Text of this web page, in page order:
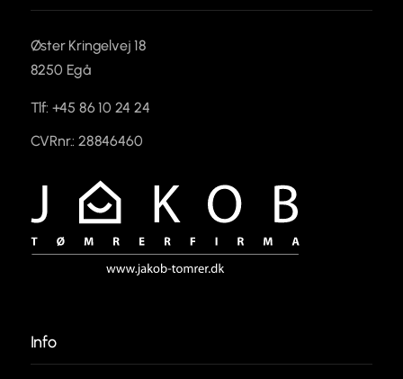
Øster Kringelvej 18
8250 Egå
Tlf: +45 86 10 24 24
CVRnr.: 28846460
Info